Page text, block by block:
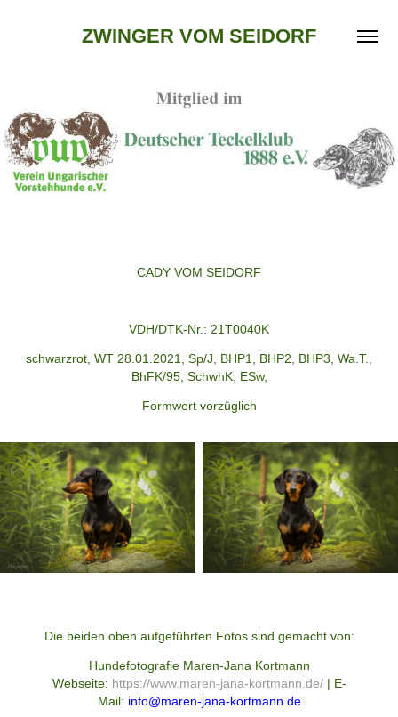
ZWINGER VOM SEIDORF
CADY VOM SEIDORF
VDH/DTK-Nr.: 21T0040K
schwarzrot, WT 28.01.2021, Sp/J, BHP1, BHP2, BHP3, Wa.T.,
BhFK/95, SchwhK, ESw,
Formwert vorzüglich
Die beiden oben aufgeführten Fotos sind gemacht von:
Hundefotografie Maren-Jana Kortmann
Webseite: https://www.maren-jana-kortmann.de/| E-
Mail: info@maren-jana-kortmann.de